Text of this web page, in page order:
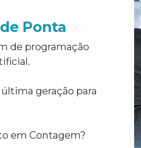
Ponta
de programação
geração para
em Contagem?